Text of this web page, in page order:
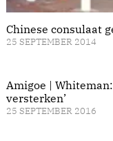
Chinese consulaat
25 SEPTEMBER 2014
Amigoe |
versterken’
25 SEPTEMBER 2016